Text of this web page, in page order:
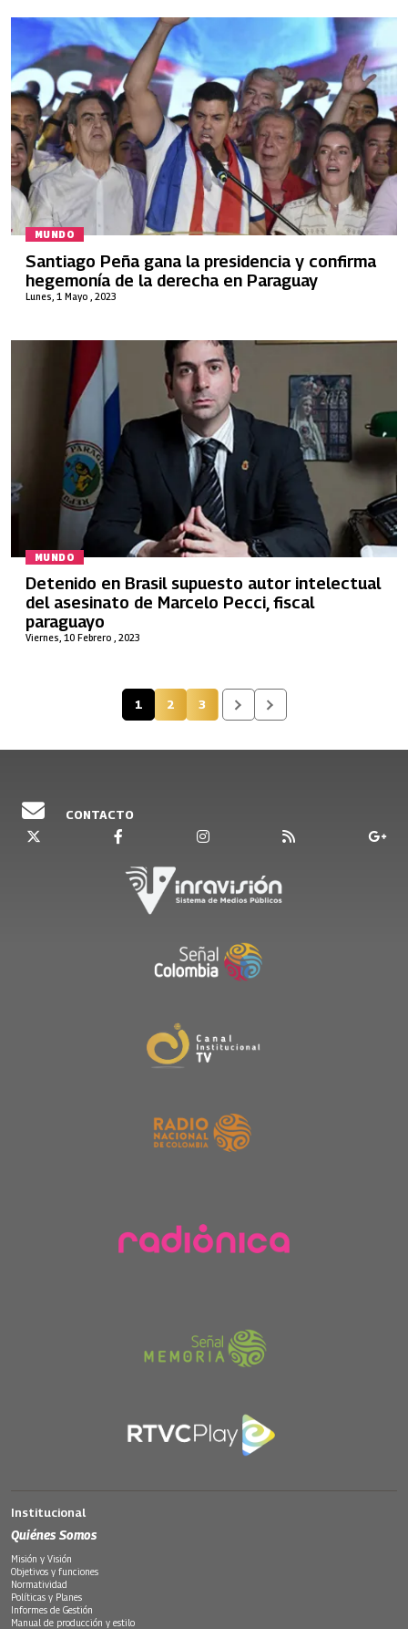
MUNDO
Lunes, 1 Mayo , 2023
Santiago Peña gana la presidencia y confirma
hegemonía de la derecha en Paraguay
MUNDO
Viernes, 10 Febrero , 2023
Detenido en Brasil supuesto autor intelectual
del asesinato de Marcelo Pecci, fiscal
paraguayo
Página actual
1 Página
2 Página
3
CONTACTO
Institucional
Quiénes Somos
Misión y Visión
Objetivos y funciones
Normatividad
Políticas y Planes
Informes de Gestión
Manual de producción y estilo